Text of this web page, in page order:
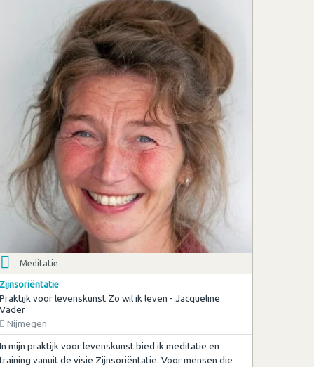
Meditatie
voor levenskunst Zo wil ik leven - Jacqueline
Nijmegen
mijn praktijk voor levenskunst bied ik meditatie en
vanuit de visie Zijnsoriëntatie. Voor mensen die